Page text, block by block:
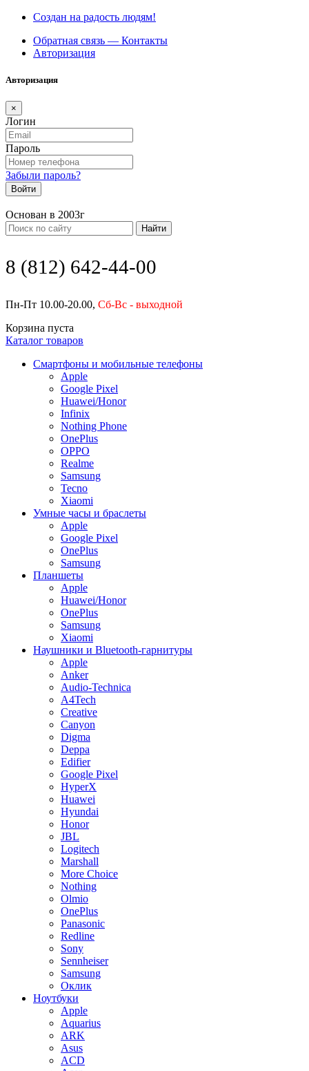
Создан на радость людям!
Обратная связь — Контакты
Авторизация
Авторизация
×
Логин
Пароль
Забыли пароль?
Войти
Основан в 2003г
Найти
8 (812) 642-44-00
Пн-Пт 10.00-20.00, Сб-Вс - выходной
Корзина пуста
Каталог товаров
Смартфоны и мобильные телефоны
Apple
Google Pixel
Huawei/Honor
Infinix
Nothing Phone
OnePlus
OPPO
Realme
Samsung
Tecno
Xiaomi
Умные часы и браслеты
Apple
Google Pixel
OnePlus
Samsung
Планшеты
Apple
Huawei/Honor
OnePlus
Samsung
Xiaomi
Наушники и Bluetooth-гарнитуры
Apple
Anker
Audio-Technica
A4Tech
Creative
Canyon
Digma
Deppa
Edifier
Google Pixel
HyperX
Huawei
Hyundai
Honor
JBL
Logitech
Marshall
More Choice
Nothing
Olmio
OnePlus
Panasonic
Redline
Sony
Sennheiser
Samsung
Оклик
Ноутбуки
Apple
Aquarius
ARK
Asus
ACD